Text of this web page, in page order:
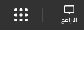
البرامج
البث المباشر